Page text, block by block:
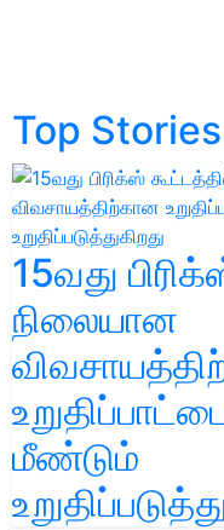
Top Stories
15வது
நிலையான
மீண்டும்